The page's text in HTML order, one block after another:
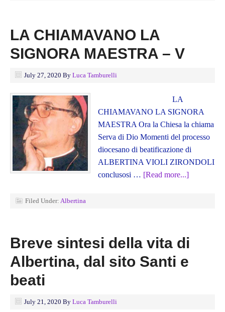
LA CHIAMAVANO LA
SIGNORA MAESTRA – V
July 27, 2020 By Luca Tamburelli
LA
CHIAMAVANO LA SIGNORA
MAESTRA Ora la Chiesa la chiama
Serva di Dio Momenti del processo
diocesano di beatificazione di
ALBERTINA VIOLI ZIRONDOLI
conclusosi … [Read more...]
Filed Under: Albertina
Breve sintesi della vita di
Albertina, dal sito Santi e
beati
July 21, 2020 By Luca Tamburelli